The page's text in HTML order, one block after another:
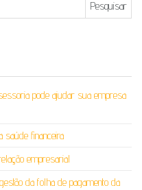
pode ajudar sua empresa
saúde financeira
empresarial
da folha de pagamento da